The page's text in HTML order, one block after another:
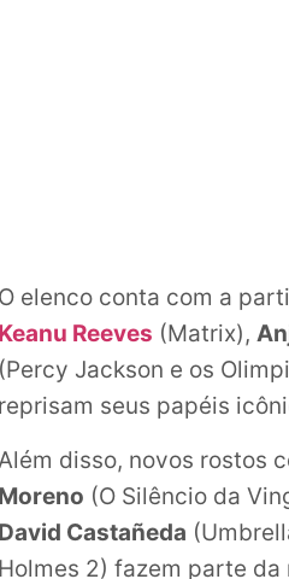
O elenco conta com a
Keanu Reeves (Matrix),
(Percy Jackson e os
reprisam seus papéis
disso, novos rostos
Moreno (O Silêncio da
David Castañeda
Holmes 2) fazem parte da